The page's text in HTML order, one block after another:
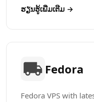
ຮຽນຮູ້​ເພີ່ມເຕີມ →
Fedora
Fedora VPS with